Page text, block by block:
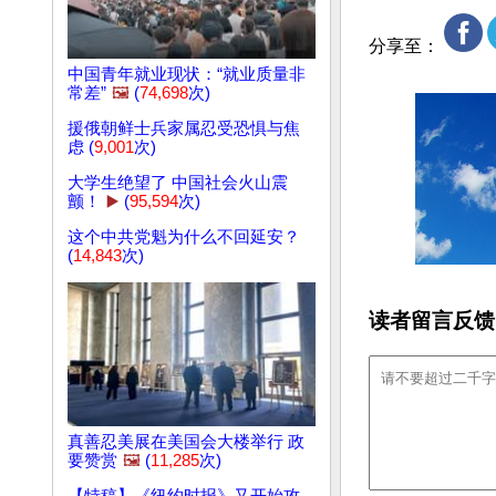
中国青年就业现状：“就业质量非
常差” 🖼️ (74,698次)
援俄朝鲜士兵家属忍受恐惧与焦
虑 (9,001次)
大学生绝望了 中国社会火山震
颤！
▶️ (95,594次)
这个中共党魁为什么不回延安？
(14,843次)
真善忍美展在美国会大楼举行 政
要赞赏 🖼️ (11,285次)
分享至：
读者留言反